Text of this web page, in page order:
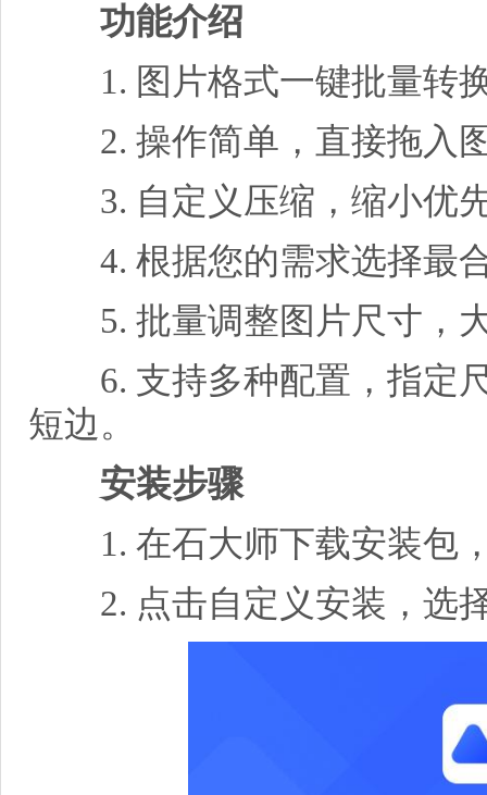
功能介绍
1. 图片格式一键批量转
2. 操作简单，直接拖入
3. 自定义压缩，缩小优
4. 根据您的需求选择最
5. 批量调整图片尺寸，
6. 支持多种配置，指定
短边。
安装步骤
1. 在石大师下载安装包
2. 点击自定义安装，选